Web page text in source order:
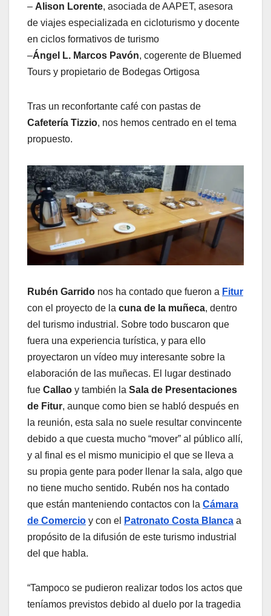
– Alison Lorente, asociada de AAPET, asesora
de viajes especializada en cicloturismo y docente
en ciclos formativos de turismo
–Ángel L. Marcos Pavón, cogerente de Bluemed
Tours y propietario de Bodegas Ortigosa
Tras un reconfortante café con pastas de
Cafetería Tizzio, nos hemos centrado en el tema
propuesto.
Rubén Garrido nos ha contado que fueron a Fitur
con el proyecto de la cuna de la muñeca, dentro
del turismo industrial. Sobre todo buscaron que
fuera una experiencia turística, y para ello
proyectaron un vídeo muy interesante sobre la
elaboración de las muñecas. El lugar destinado
fue Callao y también la Sala de Presentaciones
de Fitur, aunque como bien se habló después en
la reunión, esta sala no suele resultar convincente
debido a que cuesta mucho “mover” al público allí,
y al final es el mismo municipio el que se lleva a
su propia gente para poder llenar la sala, algo que
no tiene mucho sentido. Rubén nos ha contado
que están manteniendo contactos con la Cámara
de Comercio y con el Patronato Costa Blanca a
propósito de la difusión de este turismo industrial
del que habla.
“Tampoco se pudieron realizar todos los actos que
teníamos previstos debido al duelo por la tragedia